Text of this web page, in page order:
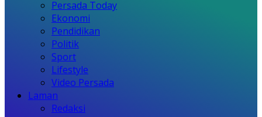
Persada Today
Ekonomi
Pendidikan
Politik
Sport
Lifestyle
Video Persada
Laman
Redaksi